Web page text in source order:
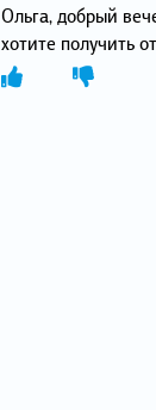
Ольга, добрый
хотите получить